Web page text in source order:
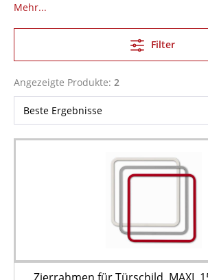
Mehr...
Filter
Angezeigte Produkte: 2